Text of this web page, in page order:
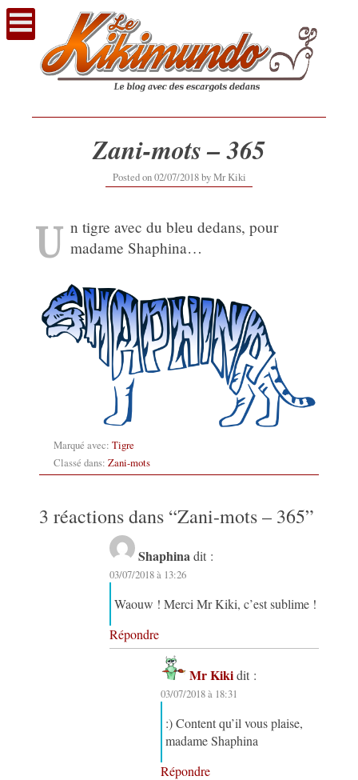
Voir
contenu
Zani-mots – 365
Posted on02/07/201812/09/2019
byMr Kiki
U n tigre avec du bleu dedans, pour
madame Shaphina…
Marqué avec: Tigre
Classé dans: Zani-mots
3 réactions dans “Zani-mots – 365”
Shaphina dit :
03/07/2018 à 13:26
Waouw ! Merci Mr Kiki, c’est sublime !
Répondre
Mr Kiki dit :
03/07/2018 à 18:31
:) Content qu’il vous plaise,
madame Shaphina
Répondre